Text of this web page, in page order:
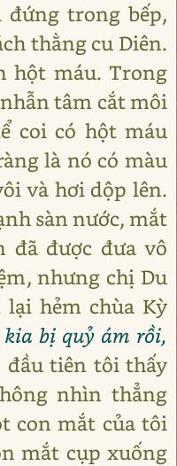
trong bếp,
thằng cu Diên.
hột máu. Trong
tâm cắt môi
coi có hột máu
là nó có màu
và hơi dộp lên.
sàn nước, mắt
đã được đưa vô
nhưng chị Du
hẻm chùa Kỳ
bị quỷ ám rồi,
đầu tiên tôi thấy
nhìn thẳng
con mắt của tôi
mắt cụp xuống